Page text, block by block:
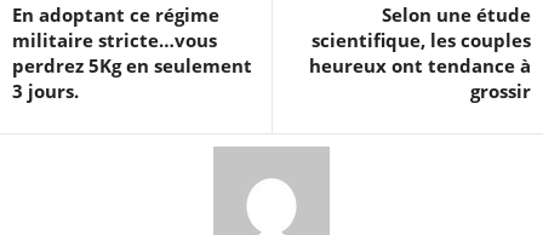
En adoptant ce régime
militaire stricte…vous
perdrez 5Kg en seulement
3 jours.
Selon une étude
scientifique, les couples
heureux ont tendance à
grossir